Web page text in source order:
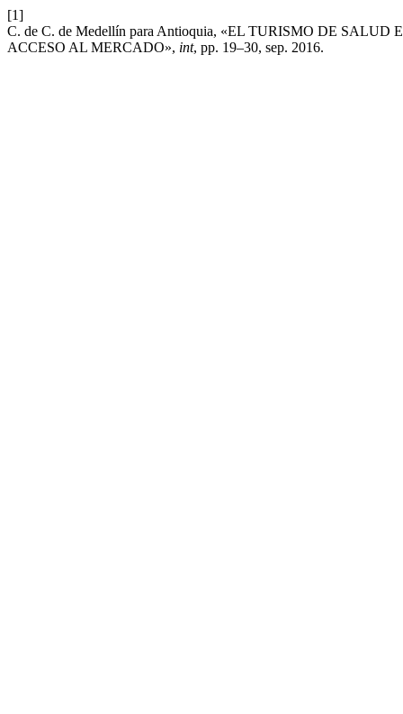
[1]
C. de C. de Medellín para Antioquia, «EL TURISMO DE
ACCESO AL MERCADO», int, pp. 19–30, sep. 2016.